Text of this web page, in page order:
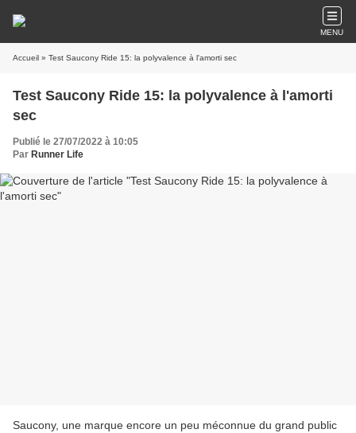
MENU
Accueil » Test Saucony Ride 15: la polyvalence à l'amorti sec
Test Saucony Ride 15: la polyvalence à l'amorti
sec
Publié le 27/07/2022 à 10:05
Par Runner Life
Saucony, une marque encore un peu méconnue du grand public